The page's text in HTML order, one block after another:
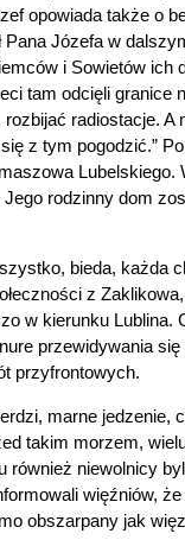
opowiada także o
Józefa w
i Sowietów ich
tam odcięli granice
radiostacje. A
z tym pogodzić.”
Lubelskiego.
rodzinny dom
bieda, każda
z
w kierunku Lublina.
przewidywania się
przyfrontowych.
marne jedzenie,
takim morzem,
również niewolnicy
więźniów,
obszarpany jak